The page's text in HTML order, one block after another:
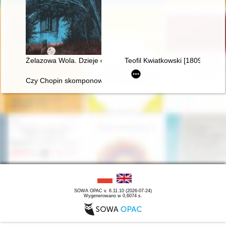
Żelazowa Wola. Dzieje domu ChopinaTeofil Kwiatkowski [1809-1891]
Czy Chopin skomponował etiudę rewolucyjną?
SOWA OPAC v. 6.11.10 (2026-07-24)
Wygenerowano w 0,6074 s.